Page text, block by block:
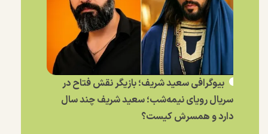
بیوگرافی سعید شریف؛ بازیگر نقش فتاح در
سریال رویای نیمه‌شب؛ سعید شریف چند سال
دارد و همسرش کیست؟